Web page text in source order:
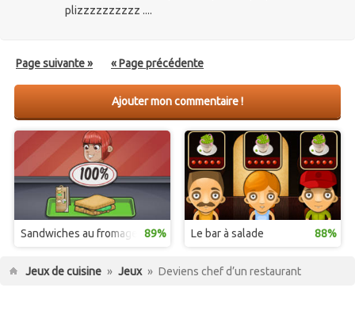
plizzzzzzzzzz ....
Page suivante » « Page précédente
Ajouter mon commentaire !
Sandwiches au fromage 89% Le bar à salade 88%
Jeux de cuisine » Jeux » Deviens chef d’un restaurant